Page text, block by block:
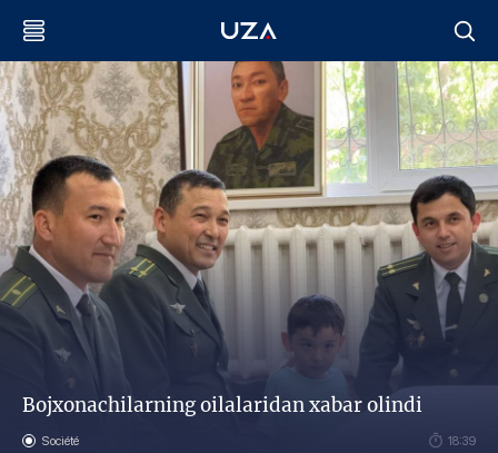
Bojxonachilarning oilalaridan xabar olindi
Société 18:39